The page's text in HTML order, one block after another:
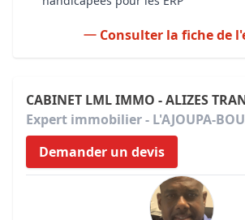
Consulter la fiche de
CABINET LML IMMO - ALIZES
Expert immobilier - L'AJOUPA-
Demander un devis